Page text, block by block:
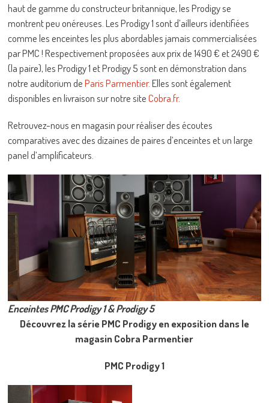
haut de gamme du constructeur britannique, les Prodigy se
montrent peu onéreuses. Les Prodigy 1 sont d’ailleurs identifiées
comme les enceintes les plus abordables jamais commercialisées
par PMC ! Respectivement proposées aux prix de 1490 € et 2490 €
(la paire), les Prodigy 1 et Prodigy 5 sont en démonstration dans
notre auditorium deParis Parmentier. Elles sont également
disponibles en livraison sur notre siteCobra.fr.
Retrouvez-nous en magasin pour réaliser des écoutes
comparatives avec des dizaines de paires d’enceintes et un large
panel d’amplificateurs.
Enceintes PMC Prodigy 1 & Prodigy 5
Découvrez la série PMC Prodigy en exposition dans le
magasin Cobra Parmentier
PMC Prodigy 1